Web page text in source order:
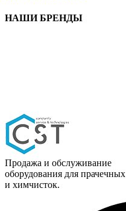
НАШИ БРЕНДЫ
Продажа и обслуживание
оборудования для прачечных
и химчисток.